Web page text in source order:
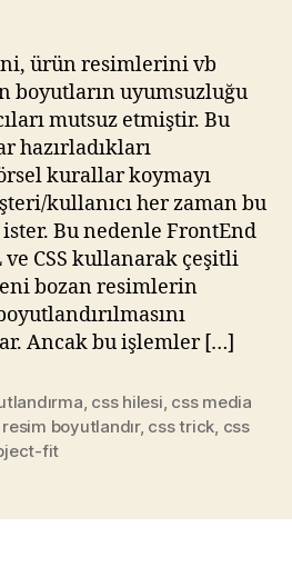
Resimleri
Ölçeklendirmek
ürün resimlerini vb
boyutların uyumsuzluğu
mutsuz etmiştir. Bu
hazırladıkları
kurallar koymayı
kullanıcı her zaman bu
Bu nedenle FrontEnd
ve CSS kullanarak çeşitli
bozan resimlerin
Ancak bu işlemler […]
css hilesi css media
boyutlandır, css trick css
fit